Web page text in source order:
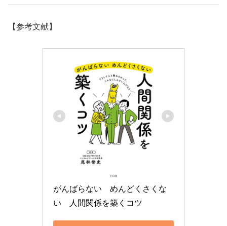
【参考文献】
がんばらない　めんどくさくな
い　人間関係を築くコツ